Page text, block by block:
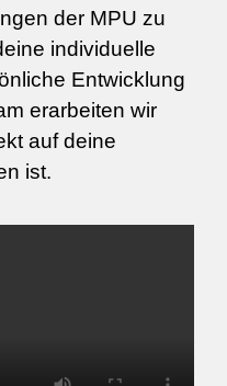
der MPU zu
individuelle
Entwicklung
erarbeiten wir
auf deine
ist.